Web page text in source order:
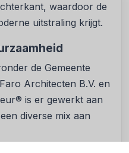
waardoor de
uitstraling krijgt.
de Gemeente
Architecten B.V. en
is er gewerkt aan
diverse mix aan